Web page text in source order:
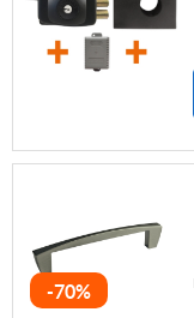
-70%